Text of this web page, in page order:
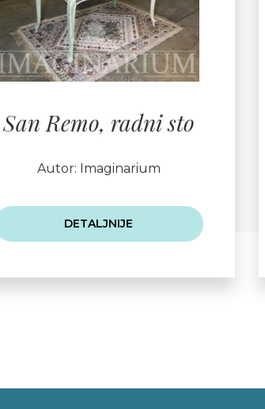
San Remo, radni sto
Autor: Imaginarium
DETALJNIJE